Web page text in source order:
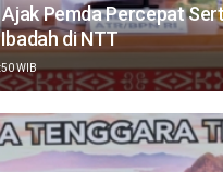
Pemda Percepat
di NTT
WIB